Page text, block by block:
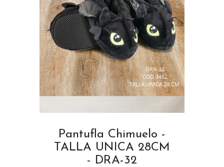
Pantufla Chimuelo -
TALLA UNICA 28CM
- DRA-32